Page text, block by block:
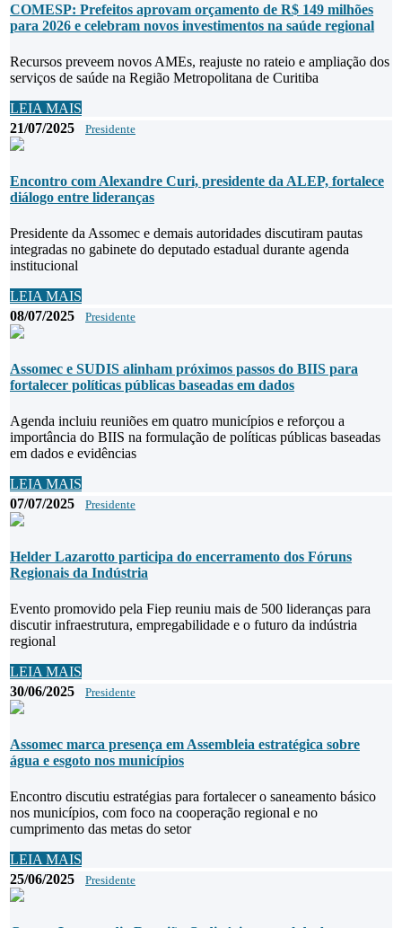
COMESP: Prefeitos aprovam orçamento de R$ 149 milhões
para 2026 e celebram novos investimentos na saúde regional
Recursos preveem novos AMEs, reajuste no rateio e ampliação dos
serviços de saúde na Região Metropolitana de Curitiba
LEIA MAIS
21/07/2025
Presidente
Encontro com Alexandre Curi, presidente da ALEP, fortalece
diálogo entre lideranças
Presidente da Assomec e demais autoridades discutiram pautas
integradas no gabinete do deputado estadual durante agenda
institucional
LEIA MAIS
08/07/2025
Presidente
Assomec e SUDIS alinham próximos passos do BIIS para
fortalecer políticas públicas baseadas em dados
Agenda incluiu reuniões em quatro municípios e reforçou a
importância do BIIS na formulação de políticas públicas baseadas
em dados e evidências
LEIA MAIS
07/07/2025
Presidente
Helder Lazarotto participa do encerramento dos Fóruns
Regionais da Indústria
Evento promovido pela Fiep reuniu mais de 500 lideranças para
discutir infraestrutura, empregabilidade e o futuro da indústria
regional
LEIA MAIS
30/06/2025
Presidente
Assomec marca presença em Assembleia estratégica sobre
água e esgoto nos municípios
Encontro discutiu estratégias para fortalecer o saneamento básico
nos municípios, com foco na cooperação regional e no
cumprimento das metas do setor
LEIA MAIS
25/06/2025
Presidente